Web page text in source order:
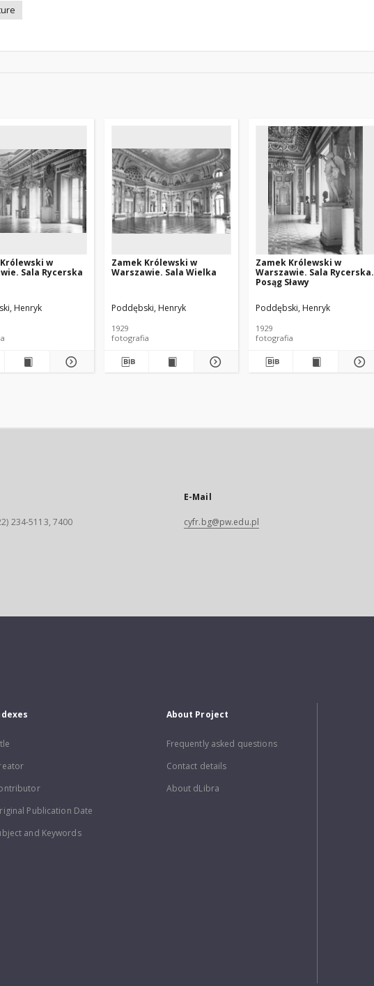
w
Sala Rycerska
Henryk
Zamek Królewski w
Warszawie. Sala Wielka
Poddębski, Henryk
1929
fotografia
Zamek Królewski w
Warszawie. Sala Rycerska.
Posąg Sławy
Poddębski, Henryk
1929
fotografia
234-5113, 7400
E-Mail
cyfr.bg@pw.edu.pl
Publication Date
and Keywords
About Project
Frequently asked questions
Contact details
About dLibra